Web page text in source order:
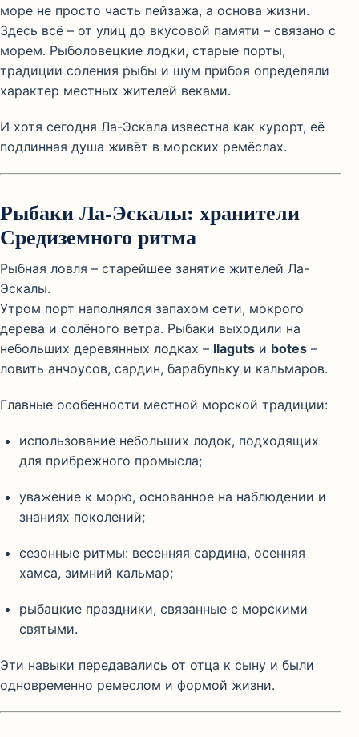
море не просто часть пейзажа, а основа жизни.
Здесь всё – от улиц до вкусовой памяти – связано с
морем. Рыболовецкие лодки, старые порты,
традиции соления рыбы и шум прибоя определяли
характер местных жителей веками.
И хотя сегодня Ла-Эскала известна как курорт, её
подлинная душа живёт в морских ремёслах.
Рыбаки Ла-Эскалы: хранители
Средиземного ритма
Рыбная ловля – старейшее занятие жителей Ла-
Эскалы.
Утром порт наполнялся запахом сети, мокрого
дерева и солёного ветра. Рыбаки выходили на
небольших деревянных лодках – llaguts и botes –
ловить анчоусов, сардин, барабульку и кальмаров.
Главные особенности местной морской традиции:
использование небольших лодок, подходящих
для прибрежного промысла;
уважение к морю, основанное на наблюдении и
знаниях поколений;
сезонные ритмы: весенняя сардина, осенняя
хамса, зимний кальмар;
рыбацкие праздники, связанные с морскими
святыми.
Эти навыки передавались от отца к сыну и были
одновременно ремеслом и формой жизни.